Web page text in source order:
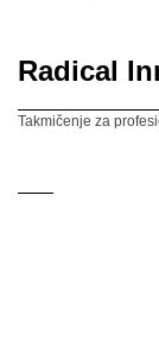
Radical
Takmičenje za